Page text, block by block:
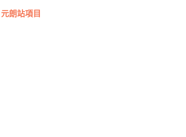
元朗站項目